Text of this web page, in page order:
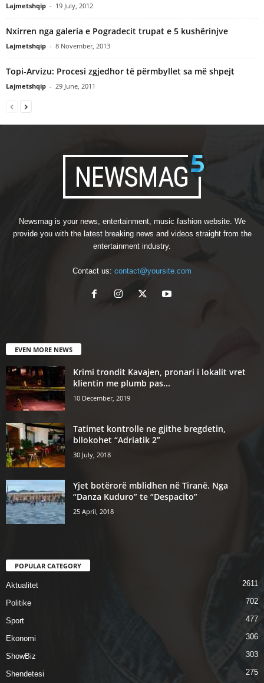
Lajmetshqip - 19 July, 2012
Nxirren nga galeria e Pogradecit trupat e 5 kushërinjve
Lajmetshqip - 8 November, 2013
Topi-Arvizu: Procesi zgjedhor të përmbyllet sa më shpejt
Lajmetshqip - 29 June, 2011
Newsmag is your news, entertainment, music fashion website. We
provide you with the latest breaking news and videos straight from the
entertainment industry.
Contact us: contact@yoursite.com
EVEN MORE NEWS
Krimi trondit Kavajen, pronari i lokalit vret
klientin me plumb pas...
10 December, 2019
Tatimet kontrolle ne gjithe bregdetin,
bllokohet “Adriatik 2”
30 July, 2018
Yjet botërorë mblidhen në Tiranë. Nga
“Danza Kuduro” te “Despacito”
25 April, 2018
POPULAR CATEGORY
Aktualitet 2611
Politike 702
Sport 477
Ekonomi 306
ShowBiz 303
Shendetesi 275